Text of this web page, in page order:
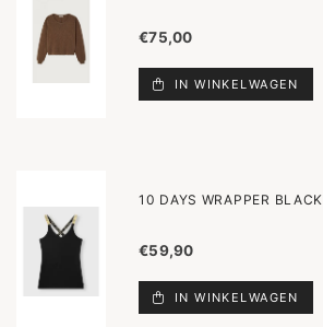
€75,00
IN WINKELWAGEN
10 DAYS WRAPPER BLACK
€59,90
IN WINKELWAGEN